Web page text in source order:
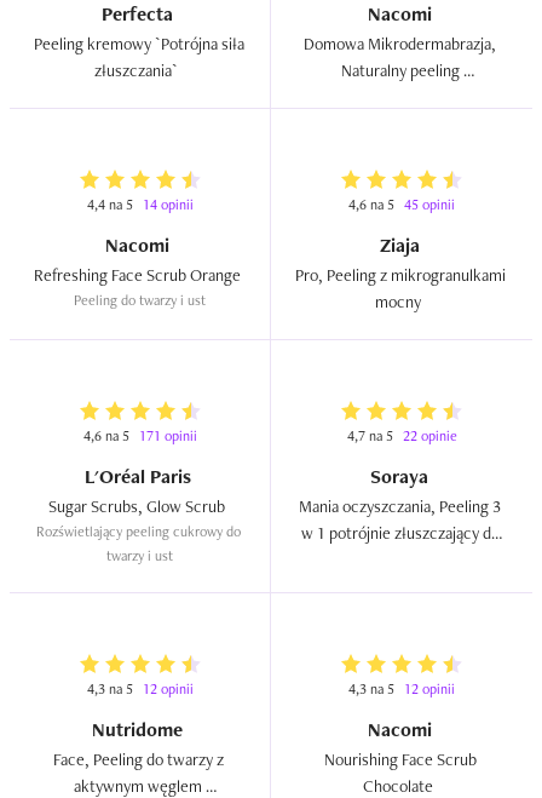
Perfecta
Peeling kremowy `Potrójna siła
Nacomi
Domowa Mikrodermabrazja,
Naturalny peeling
4,4 na 5 14 opinii
Nacomi
Peeling do twarzy i ust
4,6 na 5 45 opinii
Ziaja
Pro, Peeling z mikrogranulkami
4,6 na 5 171 opinii
L'Oréal Paris
Rozświetlający peeling cukrowy do
twarzy i ust
4,7 na 5 22 opinie
Soraya
Mania oczyszczania, Peeling 3
w 1 potrójnie złuszczający do
4,3 na 5 12 opinii
Nutridome
Face, Peeling do twarzy z
aktywnym węglem
4,3 na 5 12 opinii
Nacomi
Nourishing Face Scrub